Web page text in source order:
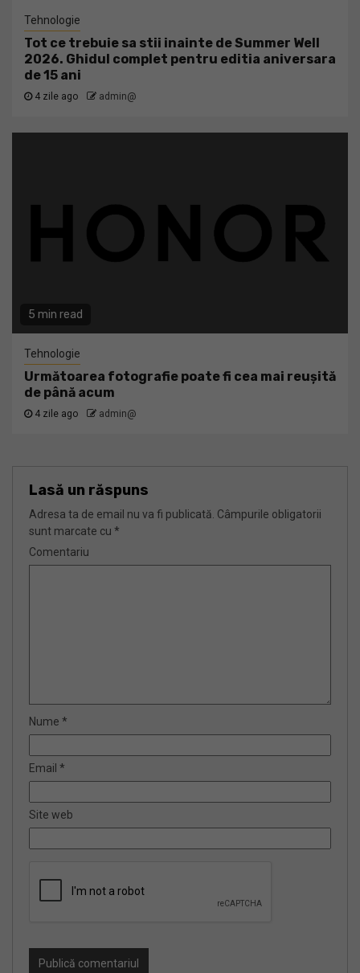
Tehnologie
Tot ce trebuie sa stii inainte de Summer Well
2026. Ghidul complet pentru editia aniversara
de 15 ani
4 zile ago admin@
5 min read
Tehnologie
Următoarea fotografie poate fi cea mai reușită
de până acum
4 zile ago admin@
Lasă un răspuns
Adresa ta de email nu va fi publicată. Câmpurile obligatorii
sunt marcate cu *
Comentariu
Nume *
Email *
Site web